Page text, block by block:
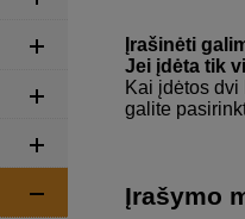
Įrašinėti
Jei įdėta tik
Kai įdėtos
galite
Įrašymo